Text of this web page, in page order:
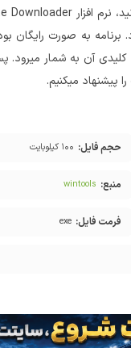
به صورت رایگان
آن به شمار میرود.
پیشنهاد میکنیم.
حجم فایل: ۱۰۰ کیلوبایت
منبع: wintools
فرمت فایل: exe